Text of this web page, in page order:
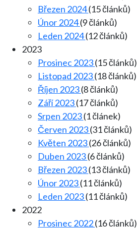
Březen 2024(15 článků)
Únor 2024(9 článků)
Leden 2024(12 článků)
2023
Prosinec 2023(15 článků)
Listopad 2023(18 článků)
Říjen 2023(8 článků)
Září 2023(17 článků)
Srpen 2023(1 článek)
Červen 2023(31 článků)
Květen 2023(26 článků)
Duben 2023(6 článků)
Březen 2023(13 článků)
Únor 2023(11 článků)
Leden 2023(11 článků)
2022
Prosinec 2022(16 článků)